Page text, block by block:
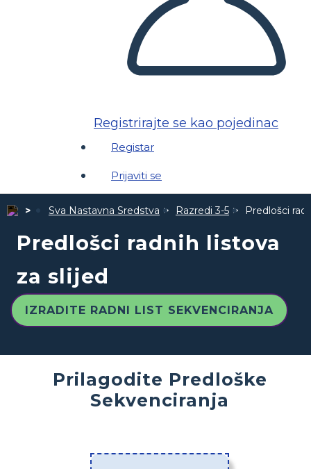
Registrirajte se kao pojedinac
Registar
Prijaviti se
Sva Nastavna Sredstva Razredi 3-5 Predlošci
Predlošci radnih listova
za slijed
IZRADITE RADNI LIST SEKVENCIRANJA
Prilagodite Predloške
Sekvenciranja